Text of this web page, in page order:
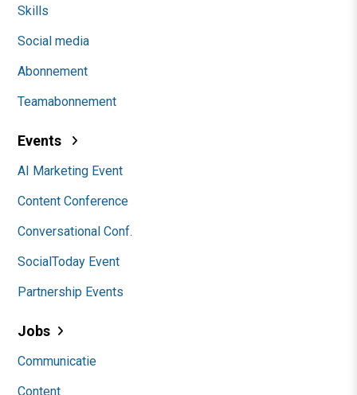
Skills
Social media
Abonnement
Teamabonnement
Events
AI Marketing Event
Content Conference
Conversational Conf.
SocialToday Event
Partnership Events
Jobs
Communicatie
Content